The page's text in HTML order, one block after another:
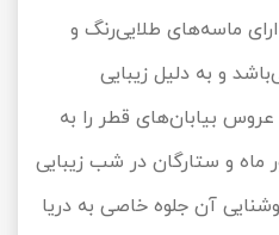
ماسه‌های طلایی‌رنگ و
و به دلیل زیبایی
عروس بیابان‌های قطر را به
و ستارگان در شب‌ زیبایی
آن جلوه خاصی به دریا